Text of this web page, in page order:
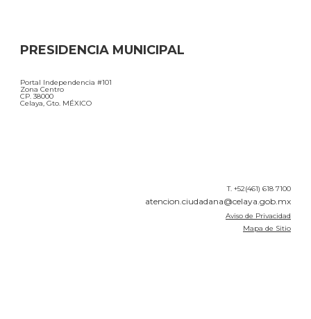
PRESIDENCIA MUNICIPAL
Portal Independencia #101
Zona Centro
CP. 38000
Celaya, Gto. MÉXICO
T. +52(461) 618 7100
atencion.ciudadana@celaya.gob.mx
Aviso de Privacidad
Mapa de Sitio